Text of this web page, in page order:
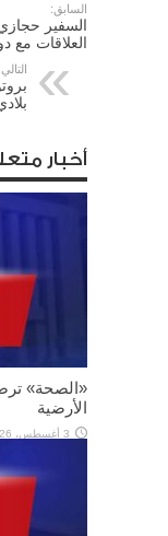
السابق:
السفير
العلاقات مع
التالي:
أخبار
«الصحة»
الأرضية
3 أغسطس، 2026